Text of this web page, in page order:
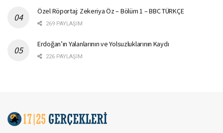
Özel Röportaj: Zekeriya Öz – Bölüm 1 – BBC TÜRKÇE
269 PAYLAŞIM
Erdoğan’ın Yalanlarının ve Yolsuzluklarının Kaydı
226 PAYLAŞIM